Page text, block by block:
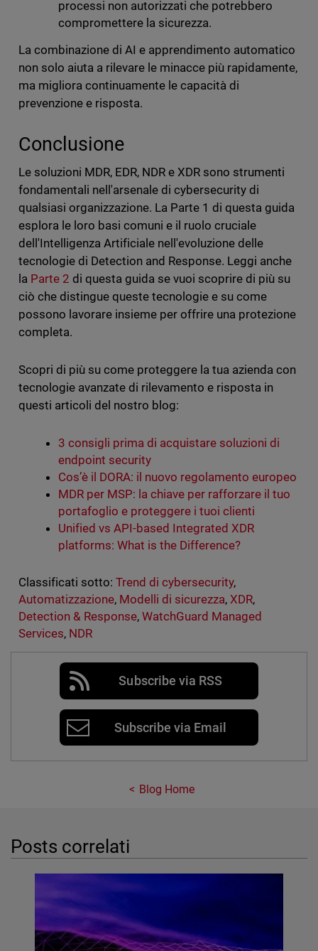
processi non autorizzati che potrebbero
compromettere la sicurezza.
La combinazione di AI e apprendimento automatico
non solo aiuta a rilevare le minacce più rapidamente,
ma migliora continuamente le capacità di
prevenzione e risposta.
Conclusione
Le soluzioni MDR, EDR, NDR e XDR sono strumenti
fondamentali nell'arsenale di cybersecurity di
qualsiasi organizzazione. La Parte 1 di questa guida
esplora le loro basi comuni e il ruolo cruciale
dell'Intelligenza Artificiale nell'evoluzione delle
tecnologie di Detection and Response. Leggi anche
la Parte 2 di questa guida se vuoi scoprire di più su
ciò che distingue queste tecnologie e su come
possono lavorare insieme per offrire una protezione
completa.
Scopri di più su come proteggere la tua azienda con
tecnologie avanzate di rilevamento e risposta in
questi articoli del nostro blog:
3 consigli prima di acquistare soluzioni di
endpoint security
Cos’è il DORA: il nuovo regolamento europeo
MDR per MSP: la chiave per rafforzare il tuo
portafoglio e proteggere i tuoi clienti
Unified vs API-based Integrated XDR
platforms: What is the Difference?
Classificati sotto: Trend di cybersecurity,
Automatizzazione, Modelli di sicurezza,XDR,
Detection & Response, WatchGuard Managed
Services, NDR
Subscribe via RSS
Subscribe via Email
Blog Home
Posts correlati